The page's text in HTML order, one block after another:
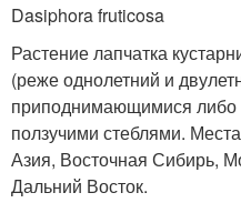
Dasiphora fruticosa
Растение лапчатка
(реже однолетний и
приподнимающимися
ползучими стеблями.
Азия, Восточная Сибирь,
Дальний Восток.